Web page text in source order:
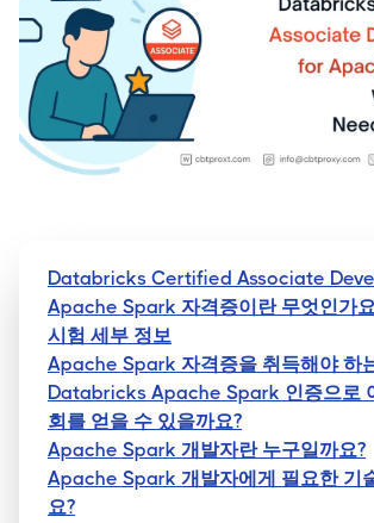
Databricks Certified Associate
Apache Spark 자격증이란 무엇인가
시험 세부 정보
Apache Spark 자격증을 취득해야 하
Databricks Apache Spark 인증으로
회를 얻을 수 있을까요?
Apache Spark 개발자란 누구일까요?
Apache Spark 개발자에게 필요한 기
요?